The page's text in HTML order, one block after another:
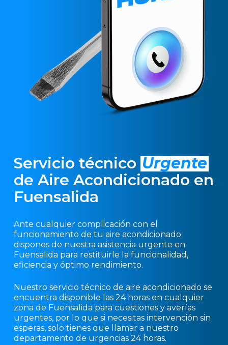
Servicio técnico Urgente
de Aire Acondicionado en
Fuensalida
Ante cualquier complicación con el
funcionamiento de tu aire acondicionado
dispones de nuestra asistencia urgente en
Fuensalida para restituirle la funcionalidad,
eficiencia y óptimo rendimiento.
Nuestro servicio técnico de aire acondicionado se
encuentra disponible las 24 horas en cualquier
zona de Fuensalida para cuestiones y averías
urgentes, por lo que si necesitas intervención sin
esperas, solo tienes que llamar a nuestro
departamento de urgencias 24 horas.